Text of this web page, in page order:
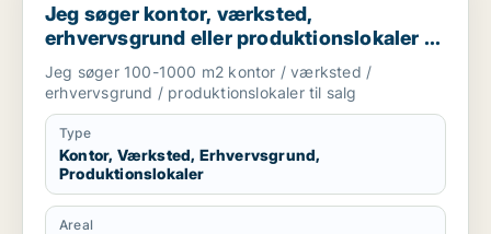
Jeg søger kontor, værksted,
erhvervsgrund eller produktionslokaler til
salg i Storkøbenhavn
Jeg søger 100-1000 m2 kontor / værksted /
erhvervsgrund / produktionslokaler til salg
Type
Kontor, Værksted, Erhvervsgrund,
Produktionslokaler
Areal